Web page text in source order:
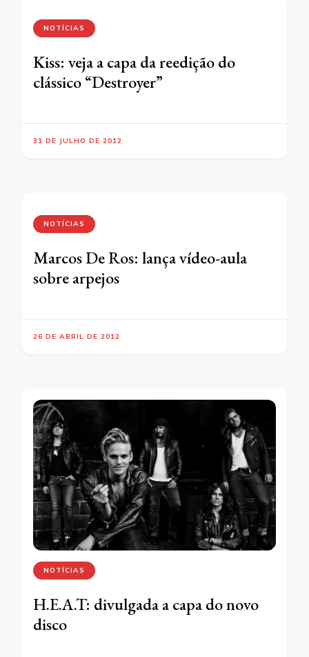
NOTÍCIAS
Kiss: veja a capa da reedição do
clássico “Destroyer”
31 DE JULHO DE 2012
NOTÍCIAS
Marcos De Ros: lança vídeo-aula
sobre arpejos
26 DE ABRIL DE 2012
NOTÍCIAS
H.E.A.T: divulgada a capa do novo
disco